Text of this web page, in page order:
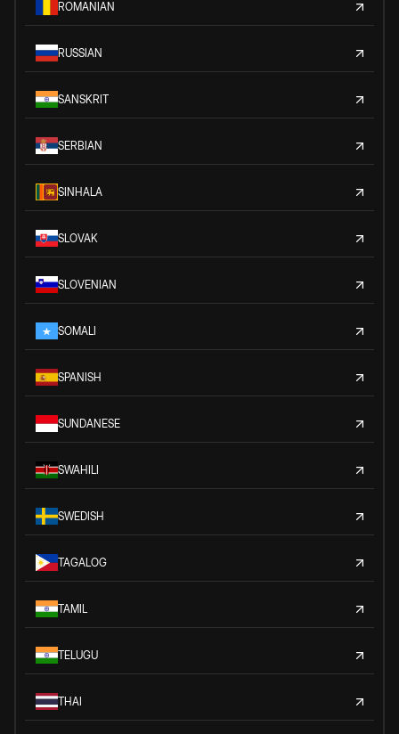
ROMANIAN
RUSSIAN
SANSKRIT
SERBIAN
SINHALA
SLOVAK
SLOVENIAN
SOMALI
SPANISH
SUNDANESE
SWAHILI
SWEDISH
TAGALOG
TAMIL
TELUGU
THAI